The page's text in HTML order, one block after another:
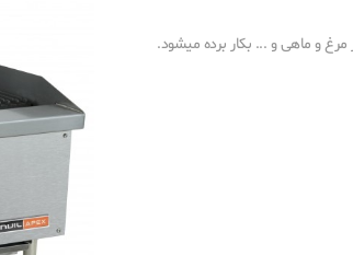
مرغ و ماهی و ... بکار برده میشود.